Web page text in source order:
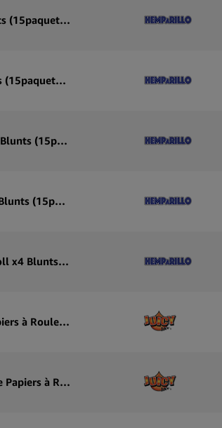
Hemparillo Papiers Blunt Chanvre Berries x4 Blunts (15paquets/présentoir)
Hemparillo Papiers Blunt Chanvre Grape x4 Blunts (15paquets/présentoir)
Hemparillo Papiers Blunt Chanvre Purple Haze x4 Blunts (15paquets/présentoir)
Hemparillo Papiers Blunt Chanvre Bubblegum x4 Blunts (15paquets/présentoir)
Hemparillo Papiers Blunt Chanvre Blunts Mix N Roll x4 Blunts (15paquets/présentoir)
Juicy Jay’s Hemp Wraps Red Storm Cherry Pie Papiers à Rouler avec Infusion Terpènes (25pcs/présentoir)
Juicy Jay’s Hemp Wraps Eldorado Pineapple Shake Papiers à Rouler avec Infusion Terpènes (25pcs/présentoir)